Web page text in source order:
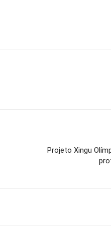
Projeto Xingu